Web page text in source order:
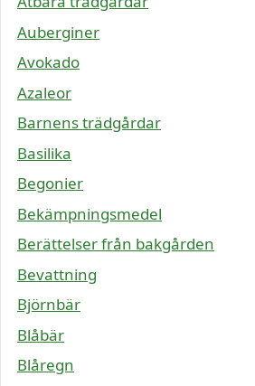
Auberginer
Avokado
Azaleor
Barnens trädgårdar
Basilika
Begonier
Bekämpningsmedel
Berättelser från bakgården
Bevattning
Björnbär
Blåbär
Blåregn